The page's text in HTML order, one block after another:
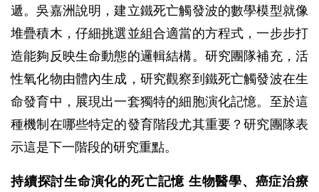
遞。吳嘉洲說明，建立鐵死亡觸發波的數學模型就像
堆疊積木，仔細挑選並組合適當的方程式，一步步打
造能夠反映生命動態的邏輯結構。研究團隊補充，活
性氧化物由體內生成，研究觀察到鐵死亡觸發波在生
命發育中，展現出一套獨特的細胞演化記憶。至於這
種機制在哪些特定的發育階段尤其重要？研究團隊表
示這是下一階段的研究重點。
持續探討生命演化的死亡記憶 生物醫學、癌症治療